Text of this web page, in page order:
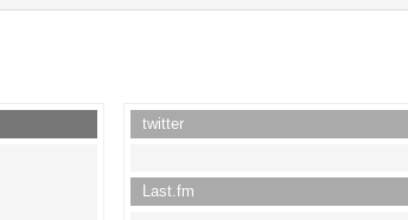
twitter
Last.fm